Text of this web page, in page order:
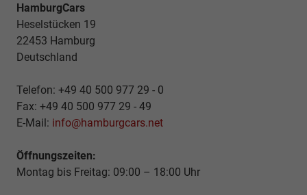
HamburgCars
Heselstücken 19
22453 Hamburg
Deutschland
Telefon: +49 40 500 977 29 - 0
Fax: +49 40 500 977 29 - 49
E-Mail: info@hamburgcars.net
Öffnungszeiten:
Montag bis Freitag: 09:00 – 18:00 Uhr